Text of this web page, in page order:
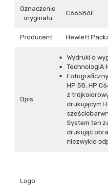
Oznaczenie
oryginału
C6658AE
Producent Hewlett
Opis
Wydruki o
TechnologiA
HP 58, HP
z
drukującym
System ten
drukując
niezwykle
Logo